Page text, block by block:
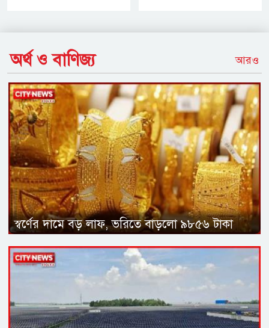
অর্থ ও বাণিজ্য আরও
স্বর্ণের দামে বড় লাফ, ভরিতে বাড়লো ৯৮৫৬ টাকা